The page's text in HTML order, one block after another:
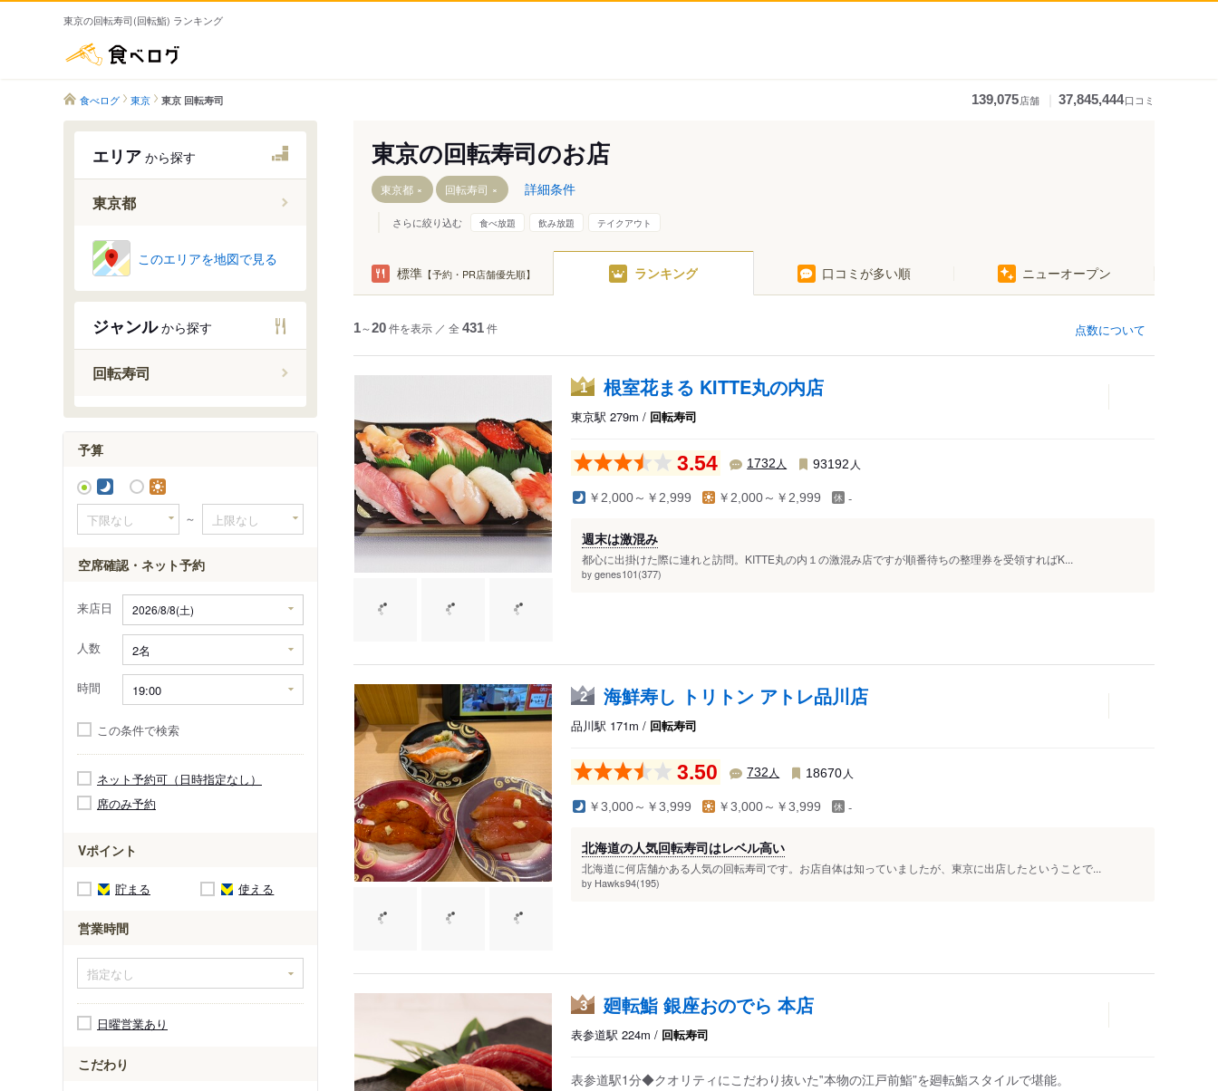
東京の回転寿司(回転鮨) ランキング
食べログ 東京 東京 回転寿司 139,075店舗 37,845,444口コミ
エリア から探す
東京都
東京・日本橋
新宿・代々木・大久保
池袋～高田馬場・早稲田
赤坂・永田町・溜池
四ツ谷・市ヶ谷・飯田橋
秋葉原・神田・水道橋
目黒・白金・五反田
大塚・巣鴨・駒込・赤羽
両国・錦糸町・小岩
築地・湾岸・お台場
大井・蒲田
東急沿線
西武沿線
板橋・東武沿線
千住・綾瀬・葛飾
調布・府中・狛江
立川市・八王子市周辺
このエリアを地図で見る
ジャンルから探す
回転寿司
予算
～
空席確認・ネット予約
来店日
人数
時間
この条件で検索
ネット予約可（日時指定なし）
席のみ予約
Vポイント
貯まる 使える
営業時間
日曜営業あり
こだわり
東京の回転寿司のお店
東京都 回転寿司 詳細条件
さらに絞り込む 食べ放題 飲み放題 テイクアウト
標準【予約・PR店舗優先順】 ランキング 口コミが多い順 ニューオープン
点数について
1～20件を表示 ／ 全 431件
1 根室花まる KITTE丸の内店
東京駅 279m / 回転寿司
3.54 1732 人 93192 人
￥2,000～￥2,999 ￥2,000～￥2,999 -
週末は激混み
都心に出掛けた際に連れと訪問。KITTE丸の内１の激混み店ですが順番待ちの整理券を受領すればK...
by genes101(377)
2 海鮮寿し トリトン アトレ品川店
品川駅 171m / 回転寿司
3.50 732 人 18670 人
￥3,000～￥3,999 ￥3,000～￥3,999 -
北海道の人気回転寿司はレベル高い
北海道に何店舗かある人気の回転寿司です。お店自体は知っていましたが、東京に出店したということで...
by Hawks94(195)
3 廻転鮨 銀座おのでら 本店
表参道駅 224m / 回転寿司
表参道駅1分◆クオリティにこだわり抜いた‟本物の江戸前鮨”を廻転鮨スタイルで堪能。